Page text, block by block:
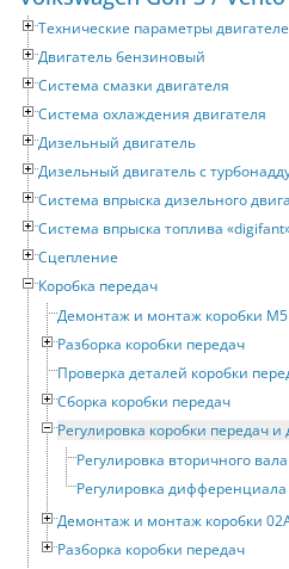
Технические параметры
Двигатель бензиновый
Система смазки двигателя
Система охлаждения двигателя
Дизельный двигатель
Дизельный двигатель с
Система впрыска дизельного
Система впрыска топлива
Сцепление
Коробка передач
Демонтаж и монтаж коробки M5
Разборка коробки передач
Проверка деталей коробки
Сборка коробки передач
Регулировка коробки передач
Регулировка вторичного вала
Регулировка дифференциала
Демонтаж и монтаж коробки
Разборка коробки передач